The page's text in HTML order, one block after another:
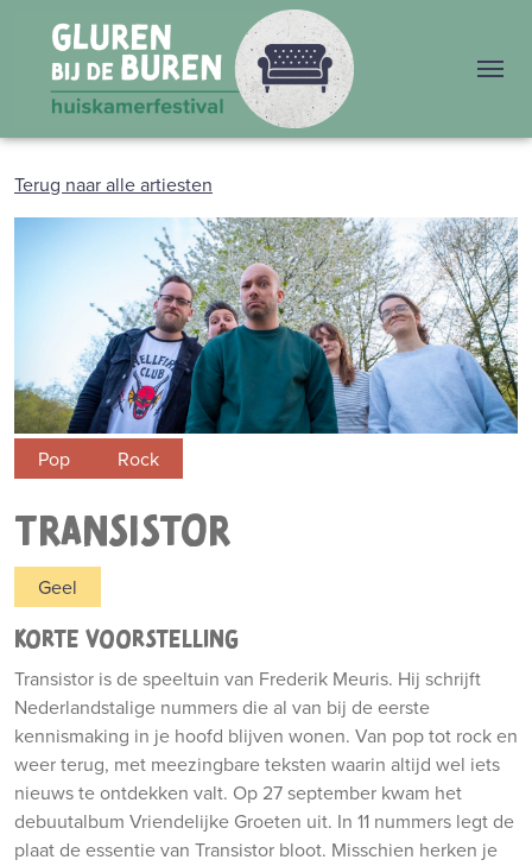
Terug naar alle artiesten
Pop Rock
TRANSISTOR
Geel
KORTE VOORSTELLING
Transistor is de speeltuin van Frederik Meuris. Hij schrijft
Nederlandstalige nummers die al van bij de eerste
kennismaking in je hoofd blijven wonen. Van pop tot rock en
weer terug, met meezingbare teksten waarin altijd wel iets
nieuws te ontdekken valt. Op 27 september kwam het
debuutalbum Vriendelijke Groeten uit. In 11 nummers legt de
plaat de essentie van Transistor bloot. Misschien herken je